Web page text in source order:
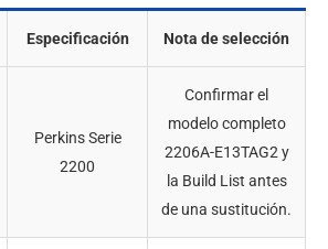
Especificación Nota de selección
Perkins Serie
2200
Confirmar el
modelo completo
2206A-E13TAG2 y
la Build List antes
de una sustitución.